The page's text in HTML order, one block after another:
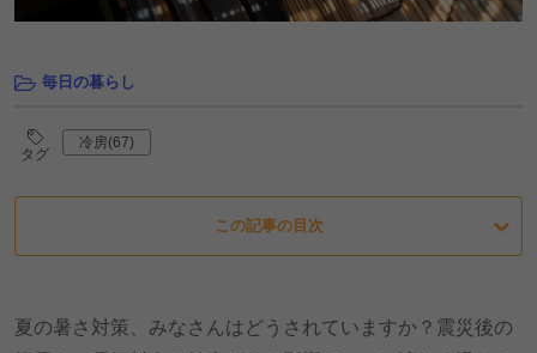
毎日の暮らし
タグ
冷房(67)
この記事の目次
夏の暑さ対策、みなさんはどうされていますか？震災後の